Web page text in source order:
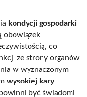
kondycji gospodarki
obowiązek
co
ze strony organów
w wyznaczonym
wysokiej kary
być świadomi